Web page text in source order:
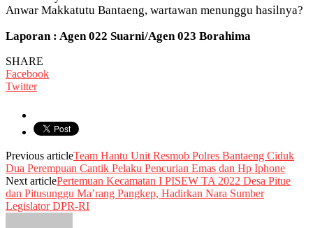
Anwar Makkatutu Bantaeng, wartawan menunggu hasilnya?
Laporan : Agen 022 Suarni/Agen 023 Borahima
SHARE
Facebook
Twitter
Previous articleTeam Hantu Unit Resmob Polres Bantaeng Ciduk
Dua Perempuan Cantik Pelaku Pencurian Emas dan Hp Iphone
Next articlePertemuan Kecamatan I PISEW TA 2022 Desa Pitue
dan Pitusunggu Ma’rang Pangkep, Hadirkan Nara Sumber
Legislator DPR-RI